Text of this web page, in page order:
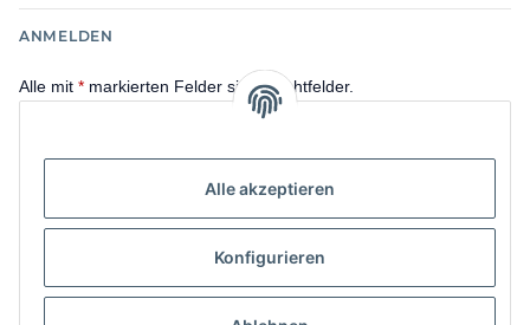
Alle akzeptieren
Konfigurieren
ANMELDEN
Alle mit * markierten Felder sind Pflichtfelder.
Anmelden